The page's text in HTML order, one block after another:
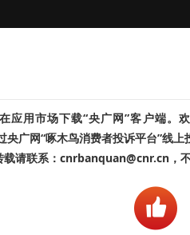
应用市场下载“央广网”客户端。
央广网“啄木鸟消费者投诉平台”线
请联系：cnrbanquan@cnr.cn，